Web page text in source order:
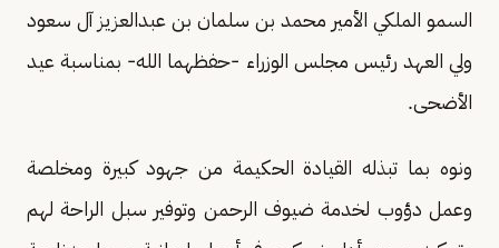
السمو الملكي الأمير محمد بن سلمان بن عبدالعزيز آل سعود
ولي العهد رئيس مجلس الوزراء -حفظهما الله- بمناسبة عيد
الأضحى.
ونوه بما تبذله القيادة الحكيمة من جهود كبيرة ومخلصة
وعمل دؤوب لخدمة ضيوف الرحمن وتوفير سبل الراحة لهم